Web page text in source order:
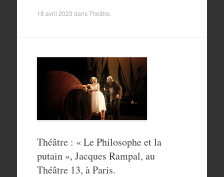
18 avril 2023 dansThéâtre
Théâtre : « Le Philosophe et la
putain », Jacques Rampal, au
Théâtre 13, à Paris.